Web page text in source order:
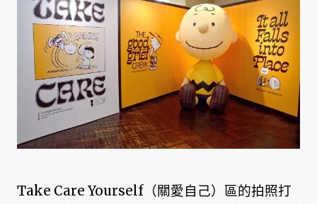
Take Care Yourself（關愛自己）區的拍照打